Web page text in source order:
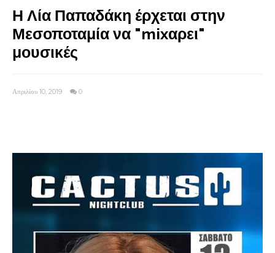
Η Λία Παπαδάκη έρχεται στην
Μεσοποταμία να "mixαρει"
μουσικές
Απριλίου 10, 2019 0